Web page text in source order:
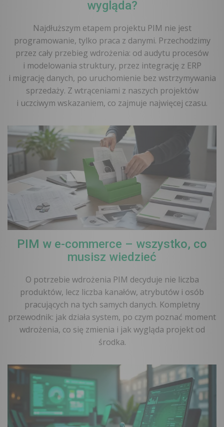
wygląda?
Najdłuższym etapem projektu PIM nie jest
programowanie, tylko praca z danymi. Przechodzimy
przez cały przebieg wdrożenia: od audytu procesów
i modelowania struktury, przez integrację z ERP
i migrację danych, po uruchomienie bez wstrzymywania
sprzedaży. Z wtrąceniami z naszych projektów
i uczciwym wskazaniem, co zajmuje najwięcej czasu.
PIM w e-commerce – wszystko, co
musisz wiedzieć
O potrzebie wdrożenia PIM decyduje nie liczba
produktów, lecz liczba kanałów, atrybutów i osób
pracujących na tych samych danych. Kompletny
przewodnik: jak działa system, po czym poznać moment
wdrożenia, co się zmienia i jak wygląda projekt od
środka.